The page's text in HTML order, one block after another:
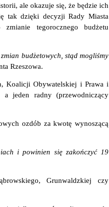
ale okazuje się, że będzie ich
tak dzięki decyzji Rady Miasta
tegorocznego budżetu
budżetowych, stąd mogliśmy
Rzeszowa.
Koalicji Obywatelskiej i Prawa i
a jeden radny (przewodniczący
ozdób za kwotę wynoszącą
i powinien się zakończyć 19
Grunwaldzkiej czy